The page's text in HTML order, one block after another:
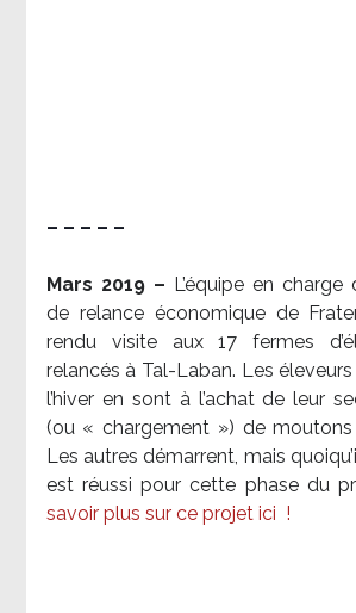
– – – – –
Mars 2019 – L’équipe en
de relance économique de
rendu visite aux 17 fermes
relancés à Tal-Laban. Les
l’hiver en sont à l’achat de leur
(ou « chargement ») de
Les autres démarrent, mais
est réussi pour cette phase du
savoir plus sur ce projet ici !